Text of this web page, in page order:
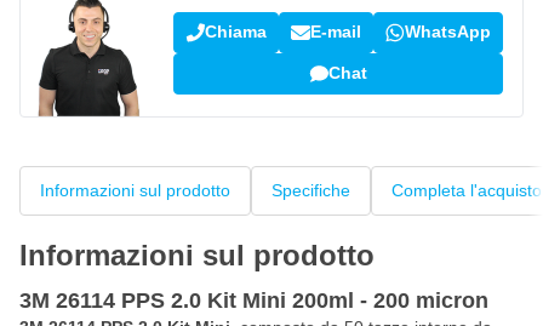
Chiama E-mail WhatsApp
Chat
Informazioni sul prodotto Specifiche Completa l'acquisto
Informazioni sul prodotto
3M 26114 PPS 2.0 Kit Mini 200ml - 200 micron